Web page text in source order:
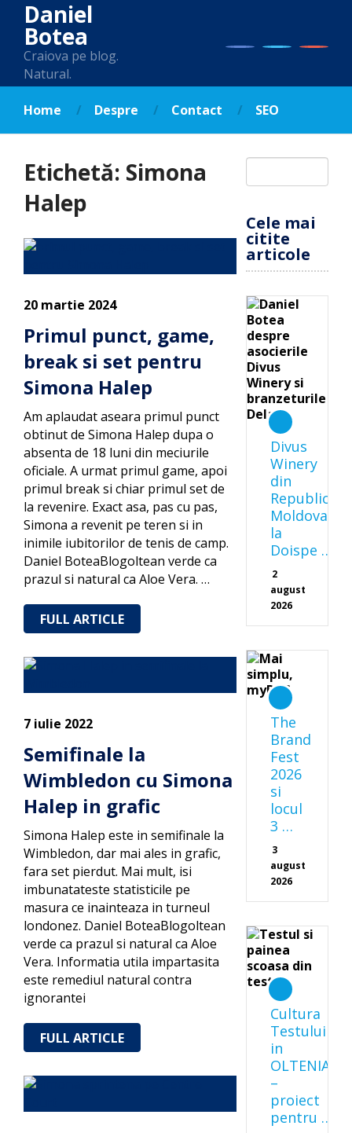
Daniel
Botea
Craiova pe blog.
Natural.
Home Despre Contact SEO
Etichetă: Simona
Halep
20 martie 2024
Primul punct, game,
break si set pentru
Simona Halep
Am aplaudat aseara primul punct
obtinut de Simona Halep dupa o
absenta de 18 luni din meciurile
oficiale. A urmat primul game, apoi
primul break si chiar primul set de
la revenire. Exact asa, pas cu pas,
Simona a revenit pe teren si in
inimile iubitorilor de tenis de camp.
Daniel BoteaBlogoltean verde ca
prazul si natural ca Aloe Vera. …
FULL ARTICLE
7 iulie 2022
Semifinale la
Wimbledon cu Simona
Halep in grafic
Simona Halep este in semifinale la
Wimbledon, dar mai ales in grafic,
fara set pierdut. Mai mult, isi
imbunatateste statisticile pe
masura ce inainteaza in turneul
londonez. Daniel BoteaBlogoltean
verde ca prazul si natural ca Aloe
Vera. Informatia utila impartasita
este remediul natural contra
ignorantei
FULL ARTICLE
Cele mai
citite
articole
Divus
Winery
din
Republica
Moldova
la
Doispe …
2
august
2026
The
Brand
Fest
2026
si
locul
3 …
3
august
2026
Cultura
Testului
in
OLTENIA
–
proiect
pentru …